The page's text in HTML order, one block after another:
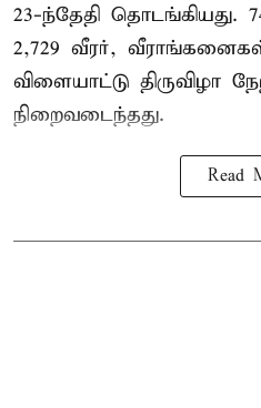
23-ந்தேதி தொடங்கியது.
2,729 வீரர்,
விளையாட்டு திருவிழா
நிறைவடைந்தது.
Read